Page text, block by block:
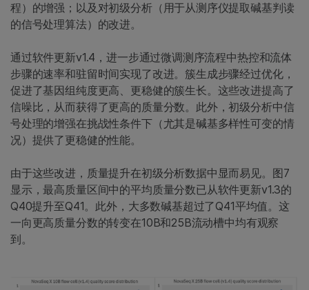
程）的增强；以及对初级分析（用于从测序仪提取碱基判读
的信号处理算法）的改进。
通过软件更新v1.4，进一步通过微调测序流程中热控和流体
步骤的速率和驻留时间实现了改进。簇生成步骤经过优化，
促进了基因组纯度更高、更稳健的簇生长。这些改进提高了
信噪比，从而获得了更高的质量分数。此外，初级分析中信
号处理的增强在挑战性条件下（尤其是碱基多样性可变的情
况）提供了更稳健的性能。
由于这些改进，质量提升在初级分析数据中显而易见。图7
显示，最高质量区间中的平均质量分数已从软件更新v1.3的
Q40提升至Q41。此外，大多数碱基超过了Q41平均值。这
一向更高质量分数的转变在10B和25B流动槽中均有观察
到。